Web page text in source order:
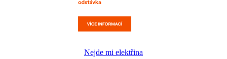
Nejde mi elektřina